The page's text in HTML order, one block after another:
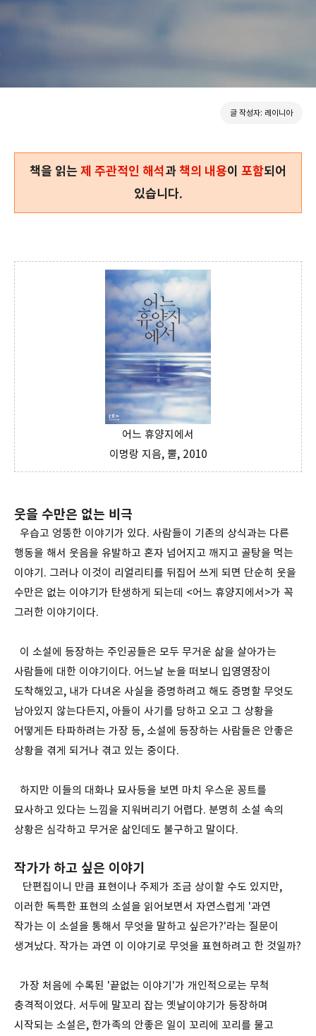
글 작성자: 레이니아
책을 읽는 제 주관적인 해석과책의 내용이 포함되어
있습니다.
어느 휴양지에서
이명랑 지음, 뿔, 2010
웃을 수만은 없는 비극
우습고 엉뚱한 이야기가 있다. 사람들이 기존의 상식과는 다른
행동을 해서 웃음을 유발하고 혼자 넘어지고 깨지고 골탕을 먹는
이야기. 그러나 이것이 리얼리티를 뒤집어 쓰게 되면 단순히 웃을
수만은 없는 이야기가 탄생하게 되는데 <어느 휴양지에서>가 꼭
그러한 이야기이다.
이 소설에 등장하는 주인공들은 모두 무거운 삶을 살아가는
사람들에 대한 이야기이다. 어느날 눈을 떠보니 입영영장이
도착해있고, 내가 다녀온 사실을 증명하려고 해도 증명할 무엇도
남아있지 않는다든지, 아들이 사기를 당하고 오고 그 상황을
어떻게든 타파하려는 가장 등, 소설에 등장하는 사람들은 안좋은
상황을 겪게 되거나 겪고 있는 중이다.
하지만 이들의 대화나 묘사등을 보면 마치 우스운 꽁트를
묘사하고 있다는 느낌을 지워버리기 어렵다. 분명히 소설 속의
상황은 심각하고 무거운 삶인데도 불구하고 말이다.
작가가 하고 싶은 이야기
단편집이니 만큼 표현이나 주제가 조금 상이할 수도 있지만,
이러한 독특한 표현의 소설을 읽어보면서 자연스럽게 '과연
작가는 이 소설을 통해서 무엇을 말하고 싶은가?'라는 질문이
생겨났다. 작가는 과연 이 이야기로 무엇을 표현하려고 한 것일까?
가장 처음에 수록된 '끝없는 이야기'가 개인적으로는 무척
충격적이었다. 서두에 말꼬리 잡는 옛날이야기가 등장하며
시작되는 소설은, 한가족의 안좋은 일이 꼬리에 꼬리를 물고